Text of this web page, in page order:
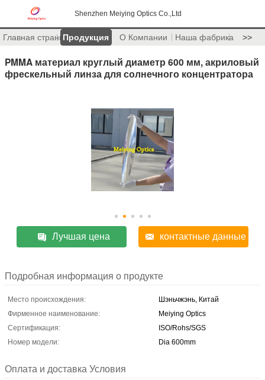
Shenzhen Meiying Optics Co.,Ltd
Главная страницаПродукция О Компании Наша фабрика >>
PMMA материал круглый диаметр 600 мм, акриловый
фрескельный линза для солнечного концентратора
Лучшая цена контактные данные
Подробная информация о продукте
Место происхождения:
Шэньчжэнь, Китай
Фирменное наименование:
Meiying Optics
Сертификация:
ISO/Rohs/SGS
Номер модели:
Dia 600mm
Оплата и доставка Условия